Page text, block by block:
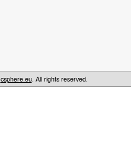
csphere.eu. All rights reserved.